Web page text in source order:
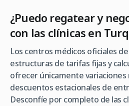
¿Puedo regatear y
con las clínicas en
Los centros médicos oficiales
estructuras de tarifas fijas y
ofrecer únicamente variaciones
descuentos estacionales de
Desconfíe por completo de las